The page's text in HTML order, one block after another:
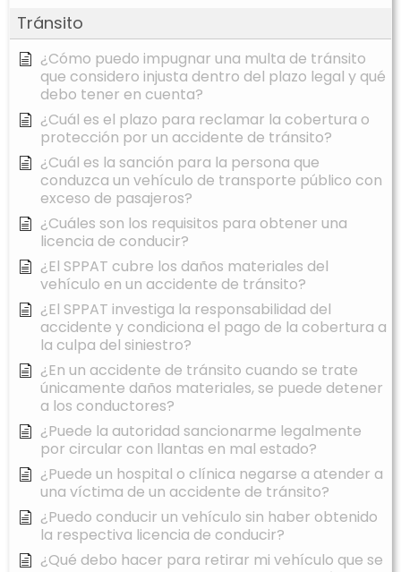
Tránsito
¿Cómo puedo impugnar una multa de tránsito
que considero injusta dentro del plazo legal y qué
debo tener en cuenta?
¿Cuál es el plazo para reclamar la cobertura o
protección por un accidente de tránsito?
¿Cuál es la sanción para la persona que
conduzca un vehículo de transporte público con
exceso de pasajeros?
¿Cuáles son los requisitos para obtener una
licencia de conducir?
¿El SPPAT cubre los daños materiales del
vehículo en un accidente de tránsito?
¿El SPPAT investiga la responsabilidad del
accidente y condiciona el pago de la cobertura a
la culpa del siniestro?
¿En un accidente de tránsito cuando se trate
únicamente daños materiales, se puede detener
a los conductores?
¿Puede la autoridad sancionarme legalmente
por circular con llantas en mal estado?
¿Puede un hospital o clínica negarse a atender a
una víctima de un accidente de tránsito?
¿Puedo conducir un vehículo sin haber obtenido
la respectiva licencia de conducir?
¿Qué debo hacer para retirar mi vehículo que se